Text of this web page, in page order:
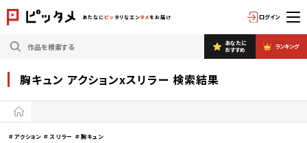
あたなに ピッ タリなエンタメをお届け ログイン
あなたに
おすすめ
ランキング
胸キュン アクションxスリラー 検索結果
＃アクション ＃スリラー ＃胸キュン